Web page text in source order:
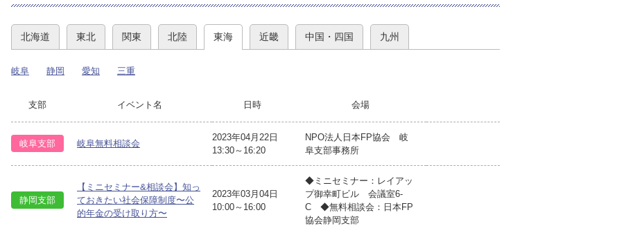
北海道 東北 関東 北陸 東海 近畿 中国・四国 九州
岐阜 静岡 愛知 三重
支部 イベント名 日時 会場
岐阜支部 岐阜無料相談会
2023年04月22日
13:30～16:20
NPO法人日本FP協会 岐
阜支部事務所
静岡支部
【ミニセミナー&相談会】知っ
ておきたい社会保障制度〜公
的年金の受け取り方〜
2023年03月04日
10:00～16:00
◆ミニセミナー：レイアッ
プ御幸町ビル 会議室6-
C ◆無料相談会：日本FP
協会静岡支部